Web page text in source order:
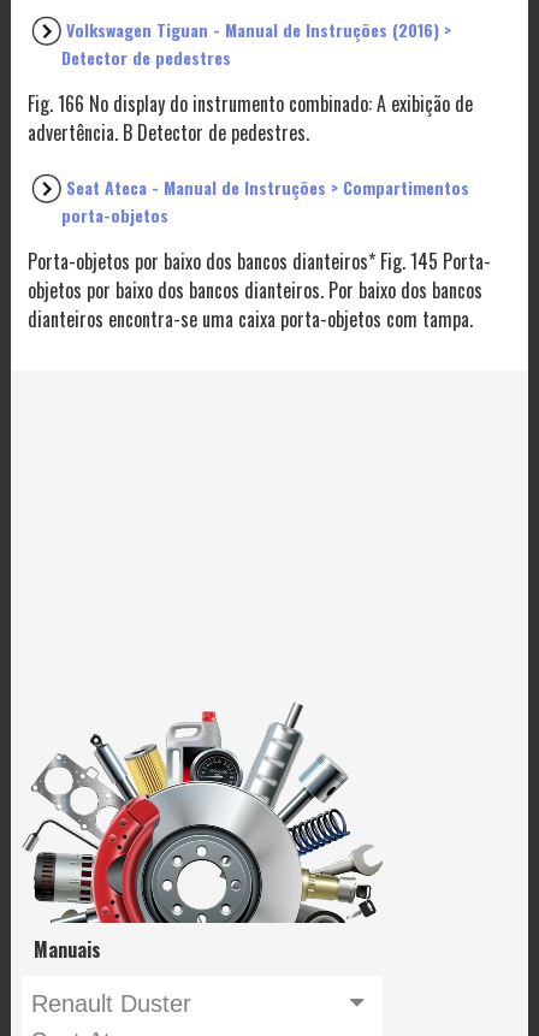
Volkswagen Tiguan - Manual de Instruções (2016) >
Detector de pedestres
Fig. 166 No display do instrumento combinado: A exibição de
advertência. B Detector de pedestres.
Seat Ateca - Manual de Instruções > Compartimentos
porta-objetos
Porta-objetos por baixo dos bancos dianteiros* Fig. 145 Porta-
objetos por baixo dos bancos dianteiros. Por baixo dos bancos
dianteiros encontra-se uma caixa porta-objetos com tampa.
Manuais
Renault Duster